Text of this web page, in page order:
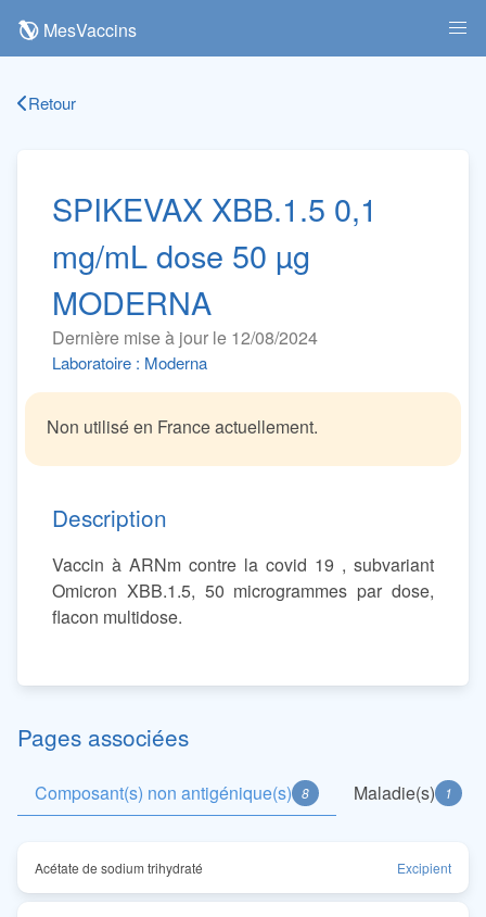
MesVaccins
Retour
SPIKEVAX XBB.1.5 0,1
mg/mL dose 50 µg
MODERNA
Dernière mise à jour le 12/08/2024
Laboratoire : Moderna
Non utilisé en France actuellement.
Description
Vaccin à ARNm contre la covid 19 , subvariant
Omicron XBB.1.5, 50 microgrammes par dose,
flacon multidose.
Pages associées
Composant(s) non antigénique(s) 8 Maladie(s) 1
Acétate de sodium trihydraté Excipient